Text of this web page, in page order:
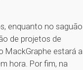
enquanto no saguão
de projetos de
MackGraphe estará a
hora. Por fim, na